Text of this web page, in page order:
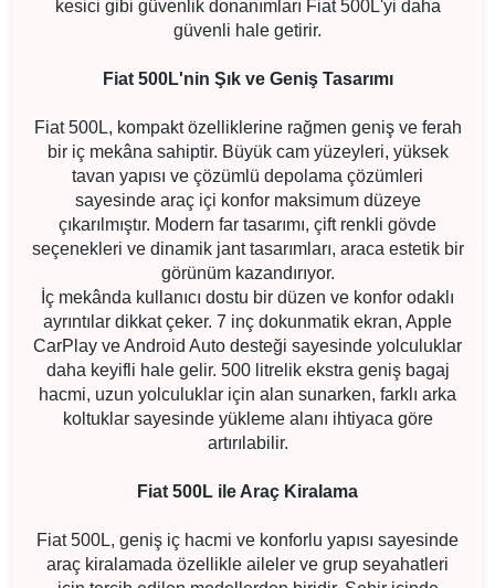
kesici gibi güvenlik donanımları Fiat 500L'yi daha
güvenli hale getirir.
Fiat 500L'nin Şık ve Geniş Tasarımı
Fiat 500L, kompakt özelliklerine rağmen geniş ve ferah
bir iç mekâna sahiptir. Büyük cam yüzeyleri, yüksek
tavan yapısı ve çözümlü depolama çözümleri
sayesinde araç içi konfor maksimum düzeye
çıkarılmıştır. Modern far tasarımı, çift renkli gövde
seçenekleri ve dinamik jant tasarımları, araca estetik bir
görünüm kazandırıyor.
İç mekânda kullanıcı dostu bir düzen ve konfor odaklı
ayrıntılar dikkat çeker. 7 inç dokunmatik ekran, Apple
CarPlay ve Android Auto desteği sayesinde yolculuklar
daha keyifli hale gelir. 500 litrelik ekstra geniş bagaj
hacmi, uzun yolculuklar için alan sunarken, farklı arka
koltuklar sayesinde yükleme alanı ihtiyaca göre
artırılabilir.
Fiat 500L ile Araç Kiralama
Fiat 500L, geniş iç hacmi ve konforlu yapısı sayesinde
araç kiralamada özellikle aileler ve grup seyahatleri